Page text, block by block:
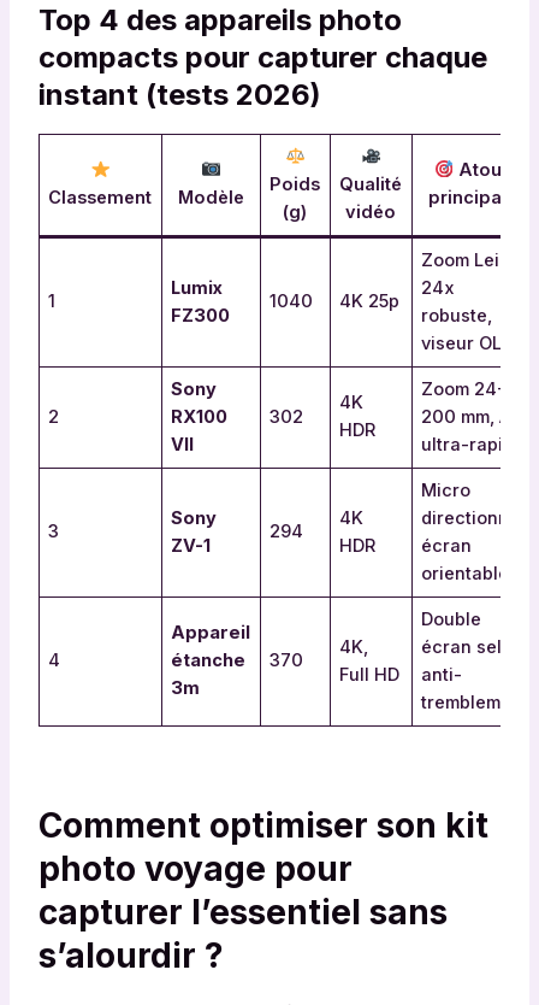
Top 4 des appareils photo
compacts pour capturer chaque
instant (tests 2026)
Classement Modèle
Poids
(g)
Qualité
vidéo
Atouts
principaux
1
Lumix
FZ300
1040 4K 25p
Zoom Leica
24x
robuste,
viseur OLED
2
Sony
RX100
VII
302
4K
HDR
Zoom 24-
200 mm, AF
ultra-rapide
3
Sony
ZV-1
294
4K
HDR
Micro
directionnel,
écran
orientable
4
Appareil
étanche
3m
370
4K,
Full HD
Double
écran selfie,
anti-
tremblement
Comment optimiser son kit
photo voyage pour
capturer l’essentiel sans
s’alourdir ?